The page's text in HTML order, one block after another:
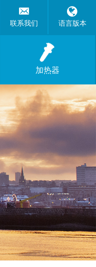
联系我们
加热器
语言版本